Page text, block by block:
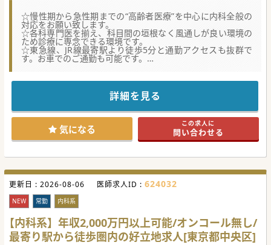
☆慢性期から急性期までの“高齢者医療”を中心に内科全般の
対応をお願い致します。
☆各科専門医を揃え、科目間の垣根なく風通しが良い環境の
ため診療に専念できる環境です。
☆東急線、JR線最寄駅より徒歩5分と通勤アクセスも抜群で
す。お車でのご通勤も可能です。
開院よりおよそ100年を迎えるケアミックス病院で、
循環器内科・整形外科に強みを持つ綺麗な総合病院です。
一世紀に及び地域密着のジェネラルな医療を提供しながら
も、
特に循環器内科はCCUネットワークに加盟するなど、
地元地域を超えた医療サービスを提供しています。
#秋入職可
詳細を見る
気になる この求人に
問い合わせる
更新日 : 2026-08-06 医師求人ID : 624032
NEW 常勤 内科系
【内科系】年収2,000万円以上可能/オンコール無し/
最寄り駅から徒歩圏内の好立地求人[東京都中央区]